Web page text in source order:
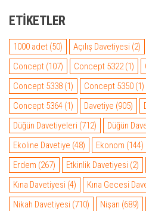
ETIKETLER
1000 adet (50) Açılış Davetiyesi (2)
Concept (107) Concept 5322(1)
Concept 5338 (1) Concept 5350 (1)
Concept 5364 (1) Davetiye (905)
Düğün Davetiyeleri (712) Düğün
Ekoline Davetiye (48) Ekonom (144)
Erdem (267) Etkinlik Davetiyesi (2)
Kına Davetiyesi (4) Kına Gecesi
Nikah Davetiyesi (710) Nişan (689)